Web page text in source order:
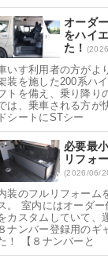
オーダ
をハイ
た！
いす利用者の方がよ
装を施した200系ハ
トを備え、乗り降り
は、乗車される方が
ドシートにSTシー
必要最
リフォ
(2026/06/
装のフルリフォーム
。 室内にはオーダ
カスタムしていて、
８ナンバー登録用のギ
！ 【８ナンバーと